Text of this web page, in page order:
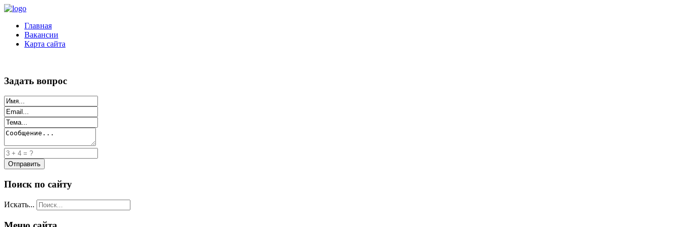
Главная
Вакансии
Карта сайта
Задать вопрос
Поиск по сайту
Искать...